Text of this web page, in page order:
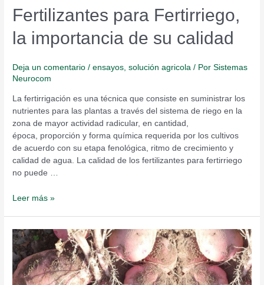
Fertilizantes para Fertirriego,
la importancia de su calidad
Deja un comentario /ensayos,solución agricola / PorSistemas
Neurocom
La fertirrigación es una técnica que consiste en suministrar los
nutrientes para las plantas a través del sistema de riego en la
zona de mayor actividad radicular, en cantidad,
época, proporción y forma química requerida por los cultivos
de acuerdo con su etapa fenológica, ritmo de crecimiento y
calidad de agua. La calidad de los fertilizantes para fertirriego
no puede …
Leer más »
Uso
Eficiente
del
Agua